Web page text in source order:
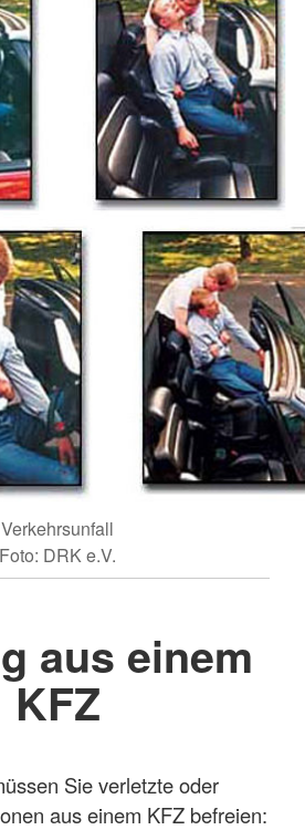
Verkehrsunfall
Foto: DRK e.V.
aus einem
KFZ
Sie verletzte oder
aus einem KFZ befreien: